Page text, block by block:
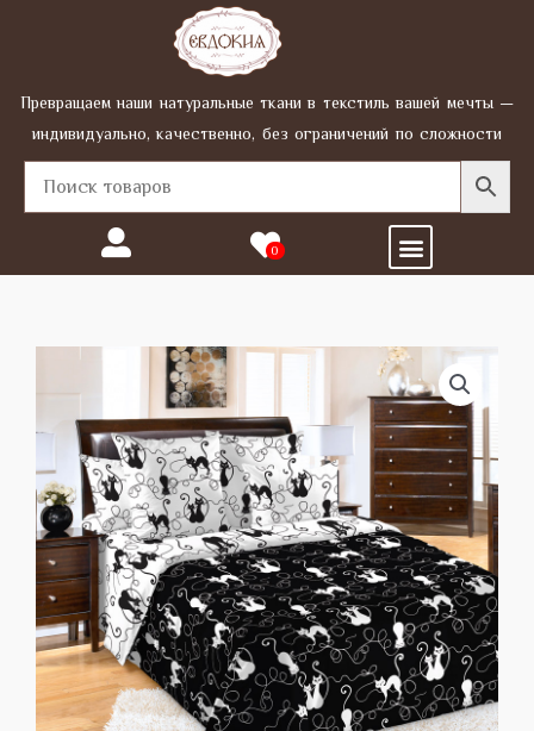
Превращаем наши натуральные ткани в текстиль вашей мечты —
индивидуально, качественно, без ограничений по сложности
0 Menu